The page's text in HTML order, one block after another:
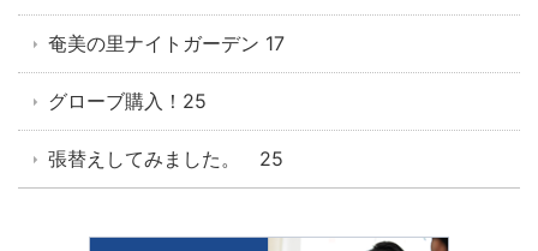
奄美の里ナイトガーデン 17
グローブ購入！25
張替えしてみました。 25